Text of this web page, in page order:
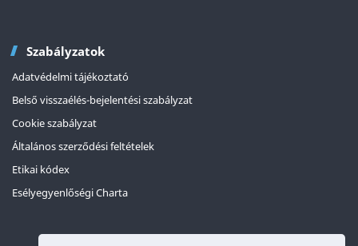
Szabályzatok
Adatvédelmi tájékoztató
Belső visszaélés-bejelentési szabályzat
Cookie szabályzat
Általános szerződési feltételek
Etikai kódex
Esélyegyenlőségi Charta